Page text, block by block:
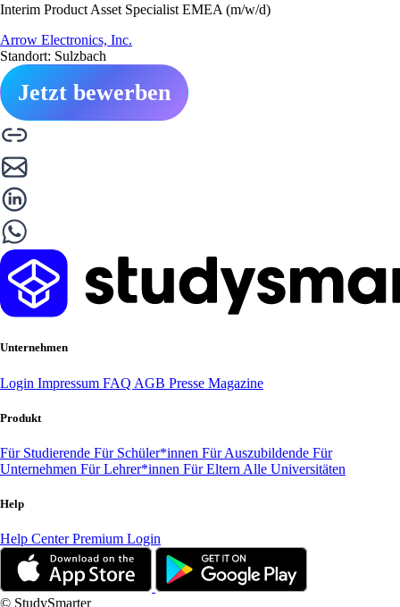
Interim Product Asset Specialist EMEA (m/w/d)
Arrow Electronics, Inc.
Standort: Sulzbach
Jetzt bewerben
Unternehmen
Login Impressum FAQ AGB Presse Magazine
Produkt
Für Studierende Für Schüler*innen Für Auszubildende Für
Unternehmen Für Lehrer*innen Für Eltern Alle Universitäten
Help
Help CenterPremium Login
© StudySmarter